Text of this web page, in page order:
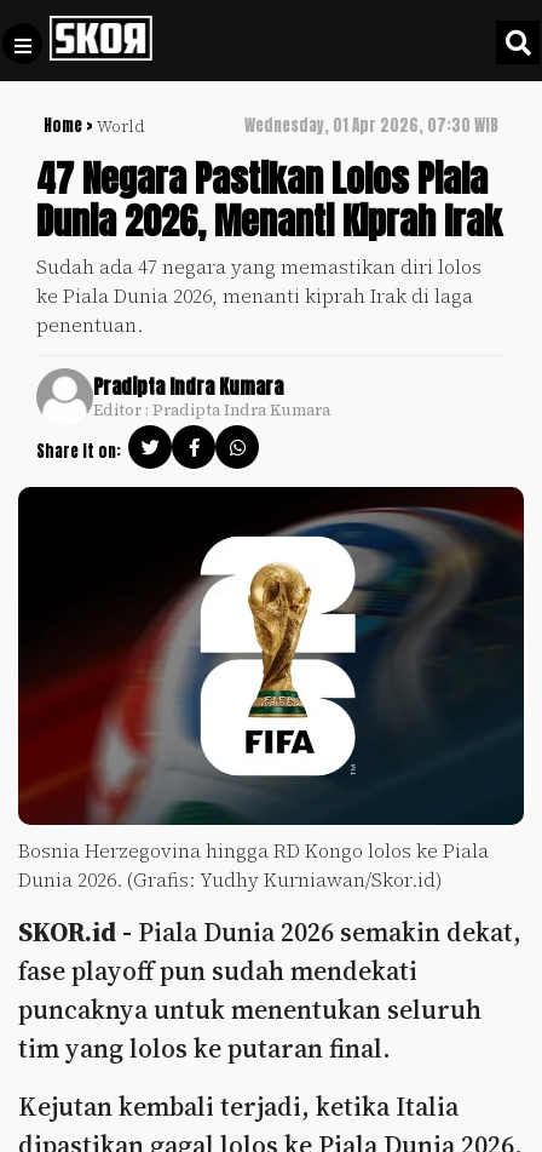
Home > World Wednesday, 01 Apr 2026, 07:30 WIB
47 Negara Pastikan Lolos Piala
Dunia 2026, Menanti Kiprah Irak
Sudah ada 47 negara yang memastikan diri lolos
ke Piala Dunia 2026, menanti kiprah Irak di laga
penentuan.
Pradipta Indra Kumara
Editor : Pradipta Indra Kumara
Share it on:
Bosnia Herzegovina hingga RD Kongo lolos ke Piala
Dunia 2026. (Grafis: Yudhy Kurniawan/Skor.id)
SKOR.id - Piala Dunia 2026 semakin dekat,
fase playoff pun sudah mendekati
puncaknya untuk menentukan seluruh
tim yang lolos ke putaran final.
Kejutan kembali terjadi, ketika Italia
Football +
Culture +
Sports
Update
+
Timnas
Indonesia
SKOR
SPECIAL
Policy
Pedoman
Media
Siber
Tentang